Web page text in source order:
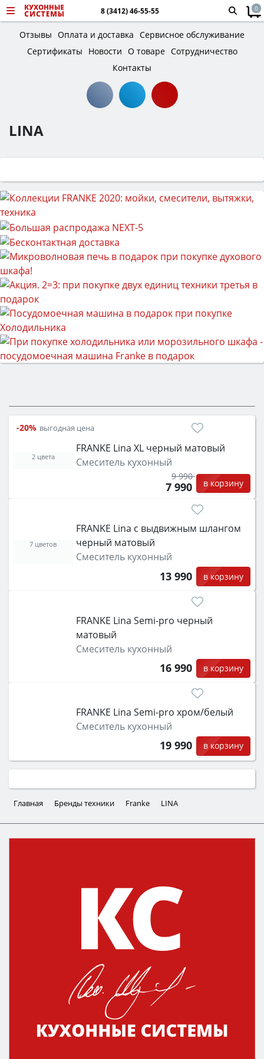
8 (3412) 46-55-55 0
Отзывы Оплата и доставка Сервисное обслуживание
Сертификаты
Новости О товаре Сотрудничество
Контакты
LINA
-20% выгодная цена
FRANKE Lina XL черный матовый
Смеситель кухонный
9 990
7 990 в корзину
2 цвета
FRANKE Lina с выдвижным шлангом
черный матовый
Смеситель кухонный
13 990 в корзину
7 цветов
FRANKE Lina Semi-pro черный
матовый
Смеситель кухонный
16 990 в корзину
FRANKE Lina Semi-pro xром/белый
Смеситель кухонный
19 990 в корзину
Главная Бренды техники Franke LINA